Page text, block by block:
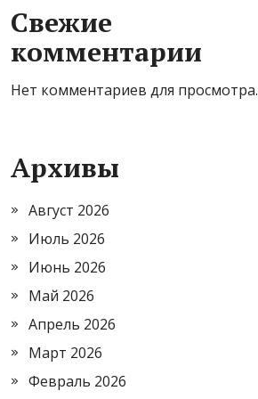
Свежие
комментарии
Нет комментариев для просмотра.
Архивы
Август 2026
Июль 2026
Июнь 2026
Май 2026
Апрель 2026
Март 2026
Февраль 2026